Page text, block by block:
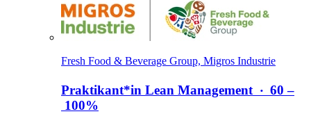
Fresh Food & Beverage Group, Migros Industrie
Praktikant*​in Lean Management ‧ 60 –
100%